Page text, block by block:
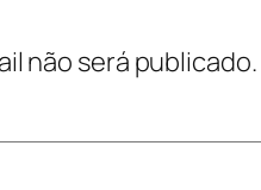
não será publicado.